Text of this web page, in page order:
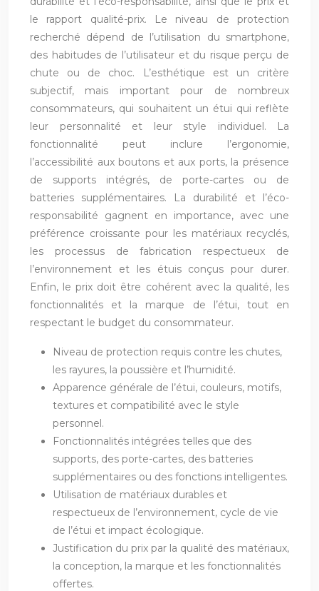
le rapport qualité-prix. Le niveau de protection
recherché dépend de l’utilisation du smartphone,
des habitudes de l’utilisateur et du risque perçu de
chute ou de choc. L’esthétique est un critère
subjectif, mais important pour de nombreux
consommateurs, qui souhaitent un étui qui reflète
leur personnalité et leur style individuel. La
fonctionnalité peut inclure l’ergonomie,
l’accessibilité aux boutons et aux ports, la présence
de supports intégrés, de porte-cartes ou de
batteries supplémentaires. La durabilité et l’éco-
responsabilité gagnent en importance, avec une
préférence croissante pour les matériaux recyclés,
les processus de fabrication respectueux de
l’environnement et les étuis conçus pour durer.
Enfin, le prix doit être cohérent avec la qualité, les
fonctionnalités et la marque de l’étui, tout en
respectant le budget du consommateur.
Niveau de protection requis contre les chutes,
les rayures, la poussière et l’humidité.
Apparence générale de l’étui, couleurs, motifs,
textures et compatibilité avec le style
personnel.
Fonctionnalités intégrées telles que des
supports, des porte-cartes, des batteries
supplémentaires ou des fonctions intelligentes.
Utilisation de matériaux durables et
respectueux de l’environnement, cycle de vie
de l’étui et impact écologique.
Justification du prix par la qualité des matériaux,
la conception, la marque et les fonctionnalités
offertes.